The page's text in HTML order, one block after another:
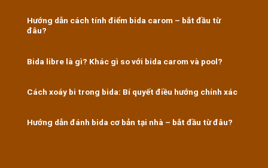
Hướng dẫn cách tính điểm bida carom – bắt đầu từ
đâu?
Bida libre là gì? Khác gì so với bida carom và pool?
Cách xoáy bi trong bida: Bí quyết điều hướng chính xác
Hướng dẫn đánh bida cơ bản tại nhà – bắt đầu từ đâu?